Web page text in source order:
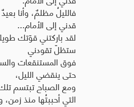
فالليلُ مظلمٌ، وأنا
قدني إلى الأمام...
لقد باركتني قوّتك
ستظلّ تقودني
فوق المستنقعات
حتى ينقضي الليل،
ومع الصباح تبتسم تلك
التي أحببتُها منذ